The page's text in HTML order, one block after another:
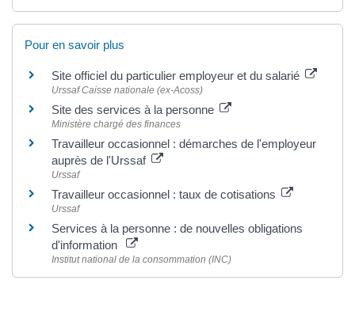
Pour en savoir plus
Site officiel du particulier employeur et du salarié
Urssaf Caisse nationale (ex-Acoss)
Site des services à la personne
Ministère chargé des finances
Travailleur occasionnel : démarches de l'employeur
auprès de l'Urssaf
Urssaf
Travailleur occasionnel : taux de cotisations
Urssaf
Services à la personne : de nouvelles obligations
d'information
Institut national de la consommation (INC)